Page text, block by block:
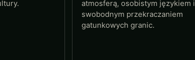
atmosferą, osobistym językiem i
swobodnym przekraczaniem
gatunkowych granic.